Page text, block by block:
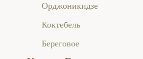
Орджоникидзе
Коктебель
Береговое